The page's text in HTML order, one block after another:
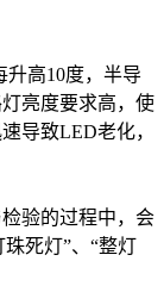
高10度，半导
亮度要求高，使
导致LED老化，
验的过程中，会
死灯”、“整灯